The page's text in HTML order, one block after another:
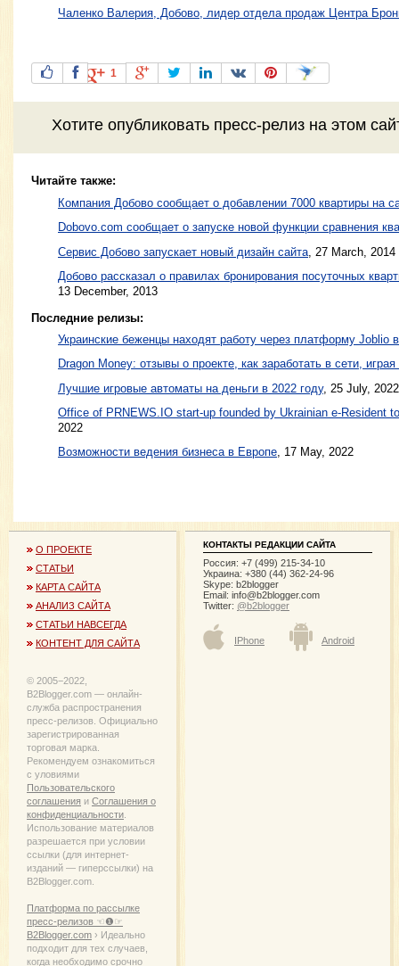
Чаленко Валерия, Добово, лидер отдела продаж Центра
1
Хотите опубликовать пресс-релизна этом
Читайте также:
Компания Добово сообщает о добавлении 7000 квартиры на
Dobovo.com сообщает о запуске новой функции сравнения
Сервис Добово запускает новый дизайн сайта 27 March, 2014
Добово рассказал о правилах бронирования посуточных
13 December, 2013
Последние релизы:
Украинские беженцы находят работу через платформу Joblio
Dragon Money: отзывы о проекте, как заработать в сети,
Лучшие игровые автоматы на деньги в 2022 году, 25 July, 2022
Office of PRNEWS.IO start-up founded by Ukrainian e-Resident
2022
Возможности ведения бизнеса в Европе, 17 May, 2022
О ПРОЕКТЕ
СТАТЬИ
КАРТА САЙТА
АНАЛИЗ САЙТА
СТАТЬИ НАВСЕГДА
КОНТЕНТ ДЛЯ САЙТА
© 2005−2022,
B2Blogger.com — онлайн-
служба распространения
пресс-релизов. Официально
зарегистрированная
торговая марка.
Рекомендуем ознакомиться
с уловиями
Пользовательского
соглашения и Соглашения о
конфиденциальности
Использование материалов
разрешается при условии
ссылки (для интернет-
изданий — гиперссылки) на
B2Blogger.com.
Платформа по рассылке
пресс-релизов ☜❶☞
B2Blogger.com › Идеально
подходит для тех случаев,
когда необходимо срочно
КОНТАКТЫ РЕДАКЦИИ САЙТА
Россия: +7 (499) 215-34-10
Украина: +380 (44) 362-24-96
Skype: b2blogger
Email: info@b2blogger.com
Twitter: @b2blogger
IPhone Android